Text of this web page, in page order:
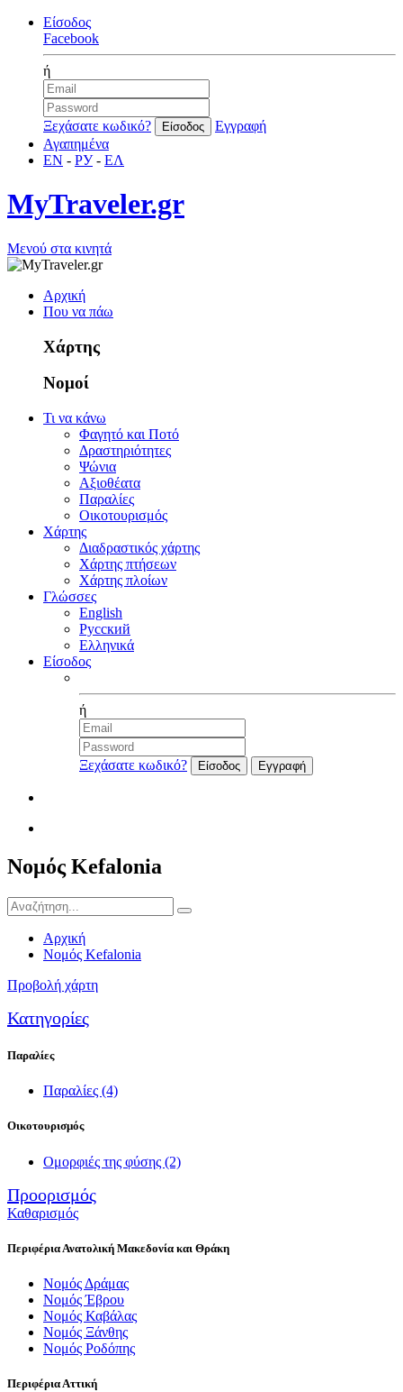
Είσοδος
Facebook
ή
Ξεχάσατε κωδικό?
Εγγραφή
Αγαπημένα
EN - РУ- ΕΛ
MyTraveler.gr
Μενού στα κινητά
Αρχική
Που να πάω
Χάρτης
Νομοί
Τι να κάνω
Φαγητό και Ποτό
Δραστηριότητες
Ψώνια
Αξιοθέατα
Παραλίες
Οικοτουρισμός
Χάρτης
Διαδραστικός χάρτης
Χάρτης πτήσεων
Χάρτης πλοίων
Γλώσσες
English
Русский
Ελληνικά
Είσοδος
ή
Ξεχάσατε κωδικό?
Νομός Kefalonia
Αρχική
Νομός Kefalonia
Προβολή χάρτη
Κατηγορίες
Παραλίες
Παραλίες (4)
Οικοτουρισμός
Ομορφιές της φύσης (2)
Προορισμός
Καθαρισμός
Περιφέρια Ανατολική Μακεδονία και Θράκη
Νομός Δράμας
Νομός Έβρου
Νομός Καβάλας
Νομός Ξάνθης
Νομός Ροδόπης
Περιφέρια Αττική